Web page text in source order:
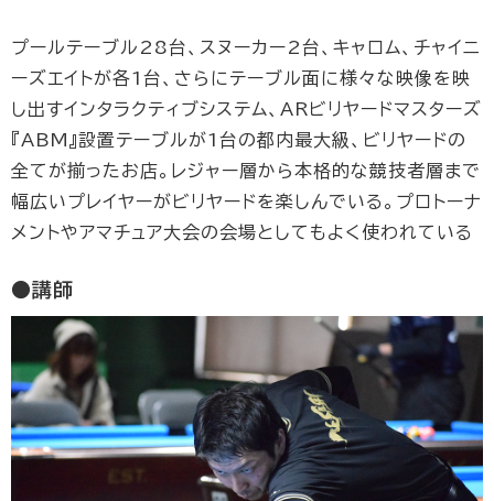
プールテーブル28台、スヌーカー2台、キャロム、チャイニ
ーズエイトが各1台、さらにテーブル面に様々な映像を映
し出すインタラクティブシステム、ARビリヤードマスターズ
『ABM』設置テーブルが1台の都内最大級、ビリヤードの
全てが揃ったお店。レジャー層から本格的な競技者層まで
幅広いプレイヤーがビリヤードを楽しんでいる。プロトーナ
メントやアマチュア大会の会場としてもよく使われている
●講師